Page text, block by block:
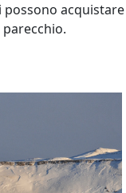
possono acquistare